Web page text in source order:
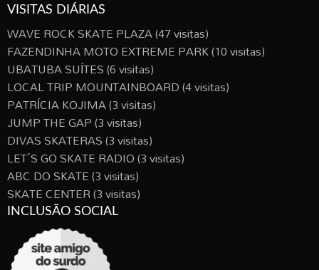
VISITAS DIÁRIAS
WAVE ROCK SKATE PLAZA(47 visitas)
FAZENDINHA MOTO EXTREME PARK(10 visitas)
UBATUBA SUÍTES(6 visitas)
LOCAL TRIP MOUNTAINBOARD(4 visitas)
PATRÍCIA KOJIMA(3 visitas)
JUMP THE GAP(3 visitas)
DIVAS SKATERAS(3 visitas)
LET´S GO SKATE RADIO(3 visitas)
ABC DO SKATE(3 visitas)
SKATE CENTER(3 visitas)
INCLUSÃO SOCIAL